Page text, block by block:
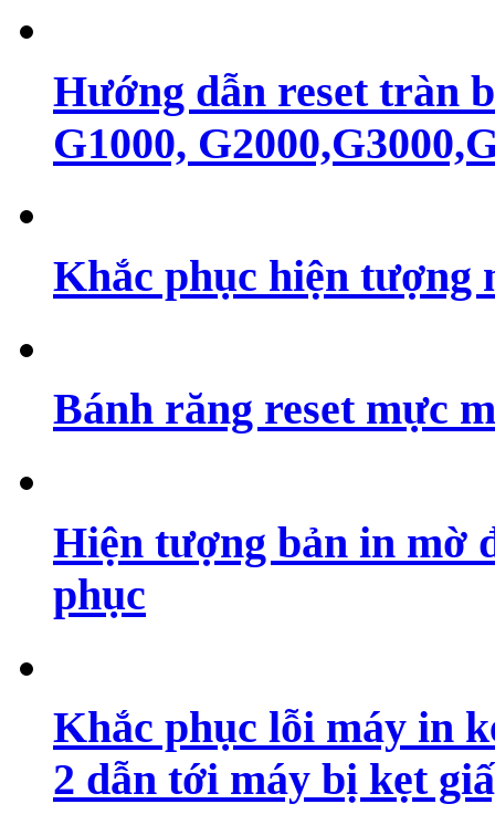
Hướng dẫn reset tràn
G1000,
Khắc phục hiện tượng
Bánh răng reset mực
Hiện tượng bản in mờ
phục
Khắc phục lỗi máy in
2 dẫn tới máy bị kẹt